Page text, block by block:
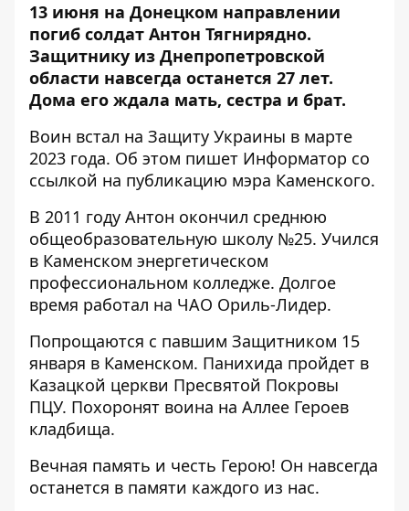
13 июня на Донецком направлении
погиб солдат Антон Тягнирядно.
Защитнику из Днепропетровской
области навсегда останется 27 лет.
Дома его ждала мать, сестра и брат.
Воин встал на Защиту Украины в марте
2023 года. Об этом пишет Информатор со
ссылкой на публикацию мэра Каменского.
В 2011 году Антон окончил среднюю
общеобразовательную школу №25. Учился
в Каменском энергетическом
профессиональном колледже. Долгое
время работал на ЧАО Ориль-Лидер.
Попрощаются с павшим Защитником 15
января в Каменском. Панихида пройдет в
Казацкой церкви Пресвятой Покровы
ПЦУ. Похоронят воина на Аллее Героев
кладбища.
Вечная память и честь Герою! Он навсегда
останется в памяти каждого из нас.